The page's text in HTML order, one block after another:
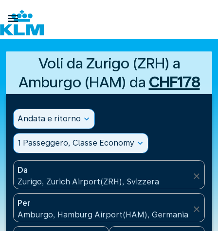

Voli da Zurigo (ZRH) a
Amburgo (HAM) da CHF178
Andata e ritorno expand_more
1 Passeggero, Classe Economy expand_more
Da
Zurigo, Zurich Airport(ZRH), Svizzera
close
Per
Amburgo, Hamburg Airport(HAM), Germania
close